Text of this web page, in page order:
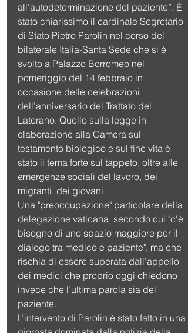
all’autodeterminazione del paziente”. È
stato chiarissimo il cardinale Segretario
di Stato Pietro Parolin nel corso del
bilaterale Italia-Santa Sede che si è
svolto a Palazzo Borromeo nel
pomeriggio del 14 febbraio in
occasione delle celebrazioni
dell’anniversario del Trattato del
Laterano. Quello sulla legge in
elaborazione alla Camera sul
testamento biologico e sul fine vita è
stato il tema forte sul tappeto, oltre alle
emergenze sociali del lavoro, dei
migranti, dei giovani.
Una "preoccupazione" particolare della
delegazione vaticana, secondo cui "c'è
bisogno di uno spazio maggiore per il
dialogo tra medico e paziente", ma che
rischia di essere superata dall’appello
dei medici che proprio oggi chiedono
invece che l’ultima parola sia del
paziente.
L’intervento di Parolin è stato fatto in una